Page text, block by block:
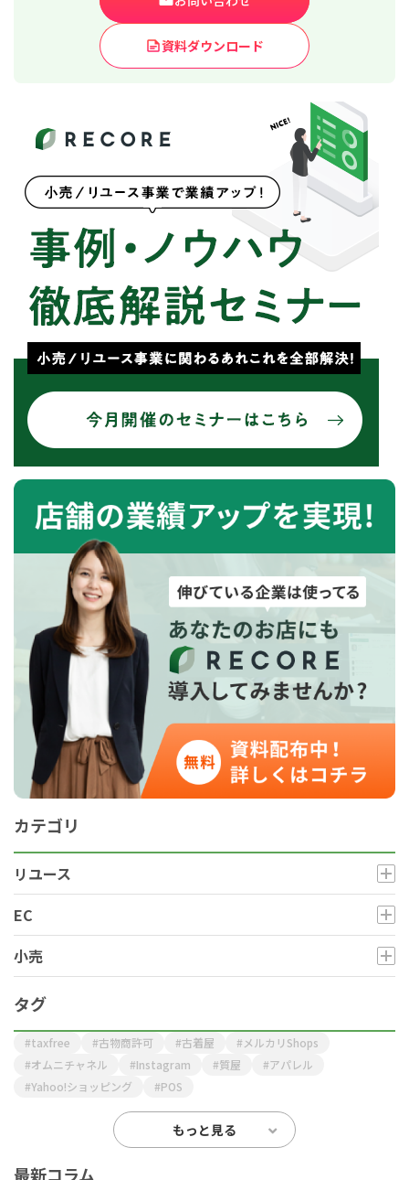
資料ダウンロード
カテゴリ
リユース
EC
小売
タグ
taxfree 古物商許可 古着屋
メルカリShops
オムニチャネル
Instagram 質屋
アパレル
Yahoo!ショッピング
POS
もっと見る
最新コラム